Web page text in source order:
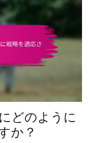
どのように
か？